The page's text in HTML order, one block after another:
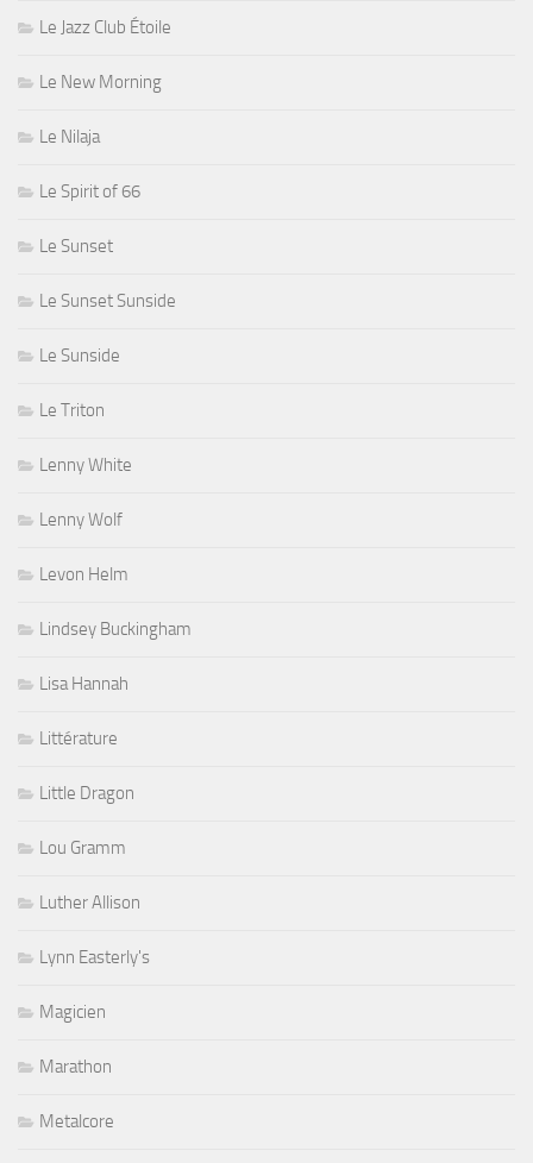
Le Jazz Club Étoile
Le New Morning
Le Nilaja
Le Spirit of 66
Le Sunset
Le Sunset Sunside
Le Sunside
Le Triton
Lenny White
Lenny Wolf
Levon Helm
Lindsey Buckingham
Lisa Hannah
Littérature
Little Dragon
Lou Gramm
Luther Allison
Lynn Easterly's
Magicien
Marathon
Metalcore